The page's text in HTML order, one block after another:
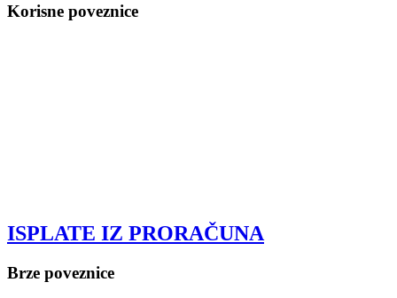
Korisne poveznice
ISPLATE IZ PRORAČUNA
Brze poveznice